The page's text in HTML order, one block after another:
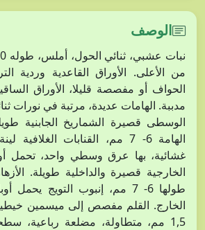
الوصف
من الأعلى. الأوراق القاعدية وردية
الحواف أو مفصصة قليلا، الأوراق
مدببة. الهامات عديدة، مرتبة في نورات
الوسطى قصيرة الشماريخ الجابنية
الهامة 6- 7 مم، القنابات
غشائية، بها عرق وسطي واحد، تحمل
الخارجية قصيرة والداخلية طويلة.
طولها 6- 7 مم، إنبوب التويج
الخارج. القلم مفصص إلى ميسمين
1,5 مم، متطاولة، مضلعة رباعية،